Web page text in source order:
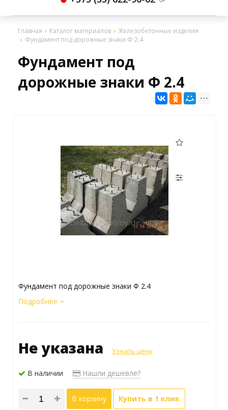
Главная Каталог материалов
Железобетонные изделия
Фундамент под дорожные знаки Ф 2.4
Фундамент под
дорожные знаки Ф 2.4
Фундамент под дорожные знаки Ф 2.4
Подробнее
Не указана Узнать цену
В наличии Нашли дешевле?
В корзину Купить в 1 клик